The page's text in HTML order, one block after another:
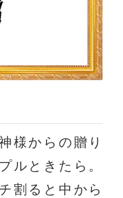
様からの贈り
ルときたら。
割ると中から